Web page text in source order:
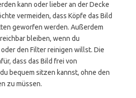
kann oder lieber an der Decke
vermeiden, dass Köpfe das Bild
geworfen werden. Außerdem
bleiben, wenn du
den Filter reinigen willst. Die
dass das Bild frei von
bequem sitzen kannst, ohne den
zu müssen.